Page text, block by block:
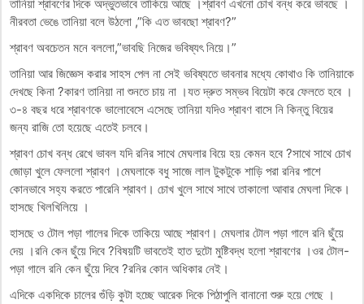
তানিয়া শ্রাবণের দিকে অদ্ভুতভাবে তাকিয়ে আছে ।শ্রাবণ এখনো চোখ বন্ধ করে ভাবছে ।
নীরবতা ভেঙে তানিয়া বলে উঠলো ,”কি এত ভাবছো শ্রাবণ?”
শ্রাবণ অবচেতন মনে বললো,”ভাবছি নিজের ভবিষ্যৎ নিয়ে।”
তানিয়া আর জিজ্ঞেস করার সাহস পেল না সেই ভবিষ্যতে ভাবনার মধ্যে কোথাও কি তানিয়াকে
দেখছে কিনা ?কারণ তানিয়া না শুনতে চায় না ।যত দ্রুত সম্ভব বিয়েটা করে ফেলতে হবে ।
৩-৪ বছর ধরে শ্রাবণকে ভালোবেসে এসেছে তানিয়া যদিও শ্রাবণ বাসে নি কিন্তু বিয়ের
জন্য রাজি তো হয়েছে এতেই চলবে।
শ্রাবণ চোখ বন্ধ রেখে ভাবল যদি রনির সাথে মেঘলার বিয়ে হয় কেমন হবে ?সাথে সাথে চোখ
জোড়া খুলে ফেললো শ্রাবণ ।মেঘলাকে বধু সাজে লাল টুকটুকে শাড়ি পরা রনির পাশে
কোনভাবে সহ্য করতে পারেনি শ্রাবণ। চোখ খুলে সাথে সাথে তাকালো আবার মেঘলা দিকে।
হাসছে খিলখিলিয়ে ।
হাসছে ও টোল পড়া গালের দিকে তাকিয়ে আছে শ্রাবণ। মেঘলার টোল পড়া গালে রনি ছুঁয়ে
দেয় ।রনি কেন ছুঁয়ে দিবে ?বিষয়টি ভাবতেই হাত দুটো মুষ্টিবদ্ধ হলো শ্রাবণের ।ওর টোল-
পড়া গালে রনি কেন ছুঁয়ে দিবে ?রনির কোন অধিকার নেই।
এদিকে একদিকে চালের গুঁড়ি কুটা হচ্ছে আরেক দিকে পিঠাপুলি বানানো শুরু হয়ে গেছে ।